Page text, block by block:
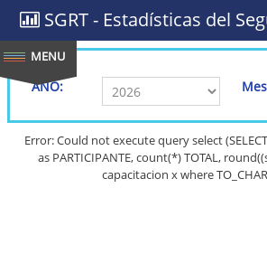
SGRT - Estadísticas del
AÑO:
Error: Could not execute query select
as PARTICIPANTE, count(*) TOTAL,
capacitacion x where